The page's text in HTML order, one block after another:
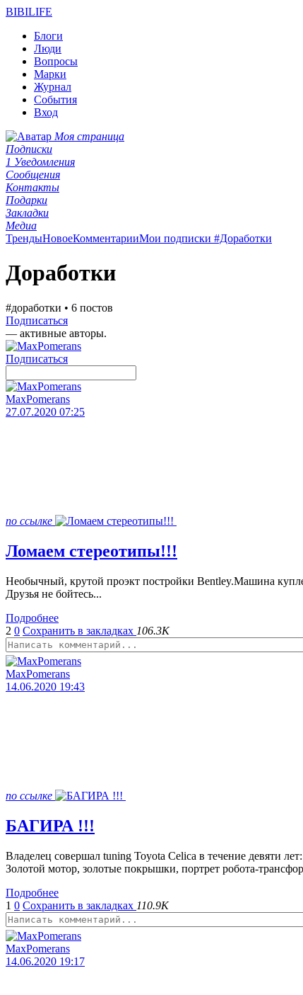
BIBILIFE
Блоги
Люди
Вопросы
Марки
Журнал
События
Вход
Моя страница
Подписки
1 Уведомления
Сообщения
Контакты
Подарки
Закладки
Медиа
ТрендыНовоеКомментарииМои подписки #Доработки
Доработки
#доработки • 6 постов
Подписаться
— активные авторы.
Подписаться
MaxPomerans
27.07.2020 07:25
по ссылке
Ломаем стереотипы!!!
Необычный, крутой проэкт постройки Bentley.Машина
Друзья не бойтесь...
Подробнее
2 0 Сохранить в закладках 106.3K
MaxPomerans
14.06.2020 19:43
по ссылке
БАГИРА !!!
Владелец совершал tuning Toyota Celica в течение девяти
Золотой мотор, золотые покрышки, портрет робота-
Подробнее
1 0 Сохранить в закладках 110.9K
MaxPomerans
14.06.2020 19:17